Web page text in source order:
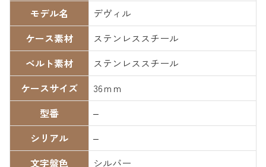
モデル名
デヴィル
ケース素材
ステンレススチール
ベルト素材
ステンレススチール
ケースサイズ
36ｍｍ
型番
–
シリアル
–
文字盤色
シルバー